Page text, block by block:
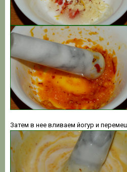
Затем в нее вливаем йогур и